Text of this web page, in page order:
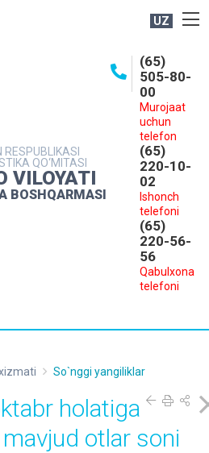
UZ
RESPUBLIKASI
QO‘MITASI
VILOYATI
BOSHQARMASI
(65)
505-80-
00
Murojaat
uchun
telefon
(65)
220-10-
02
Ishonch
telefoni
(65)
220-56-
56
Qabulxona
telefoni
XIZMATI
So`nggi yangiliklar
holatiga
otlar soni